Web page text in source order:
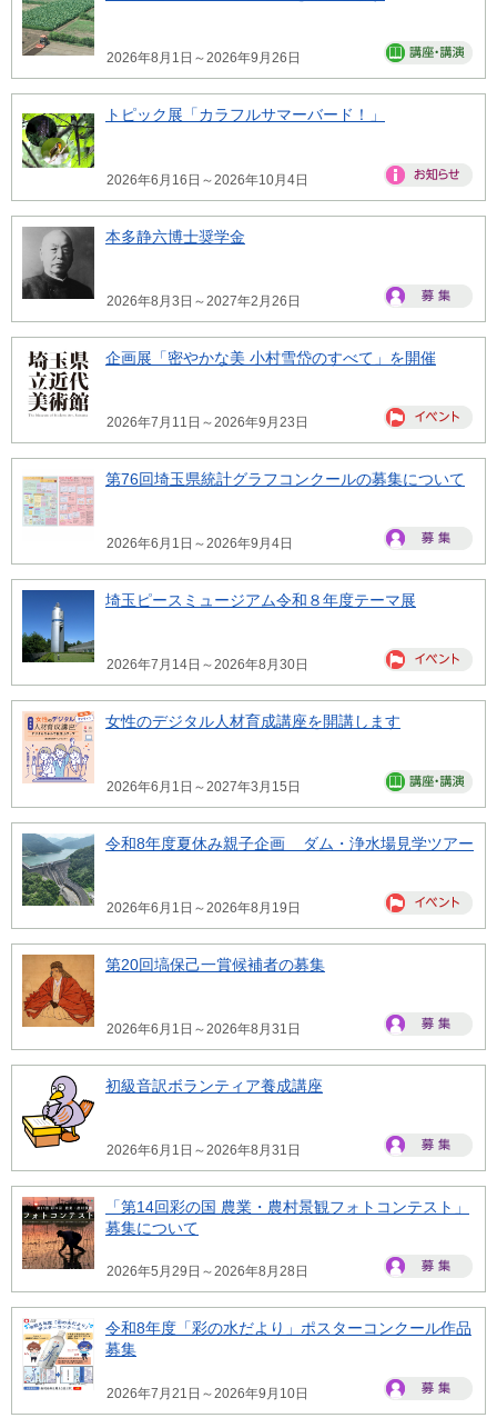
2026年8月1日～2026年9月26日
トピック展「カラフルサマーバード！」
2026年6月16日～2026年10月4日
本多静六博士奨学金
2026年8月3日～2027年2月26日
企画展「密やかな美 小村雪岱のすべて」を開催
2026年7月11日～2026年9月23日
第76回埼玉県統計グラフコンクールの募集について
2026年6月1日～2026年9月4日
埼玉ピースミュージアム令和８年度テーマ展
2026年7月14日～2026年8月30日
女性のデジタル人材育成講座を開講します
2026年6月1日～2027年3月15日
令和8年度夏休み親子企画 ダム・浄水場見学ツアー
2026年6月1日～2026年8月19日
第20回塙保己一賞候補者の募集
2026年6月1日～2026年8月31日
初級音訳ボランティア養成講座
2026年6月1日～2026年8月31日
「第14回彩の国 農業・農村景観フォトコンテスト」
募集について
2026年5月29日～2026年8月28日
令和8年度「彩の水だより」ポスターコンクール作品
募集
2026年7月21日～2026年9月10日